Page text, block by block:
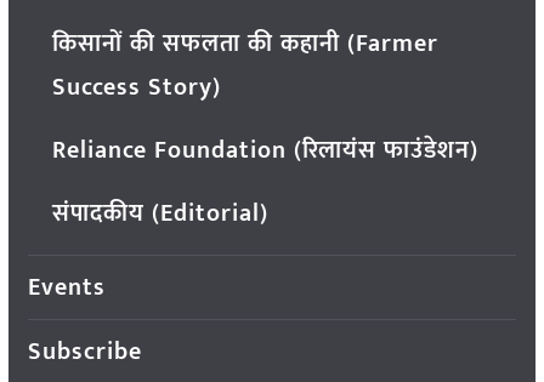
किसानों की सफलता की कहानी (Farmer
Success Story)
Reliance Foundation (रिलायंस फाउंडेशन)
संपादकीय (Editorial)
Events
Subscribe